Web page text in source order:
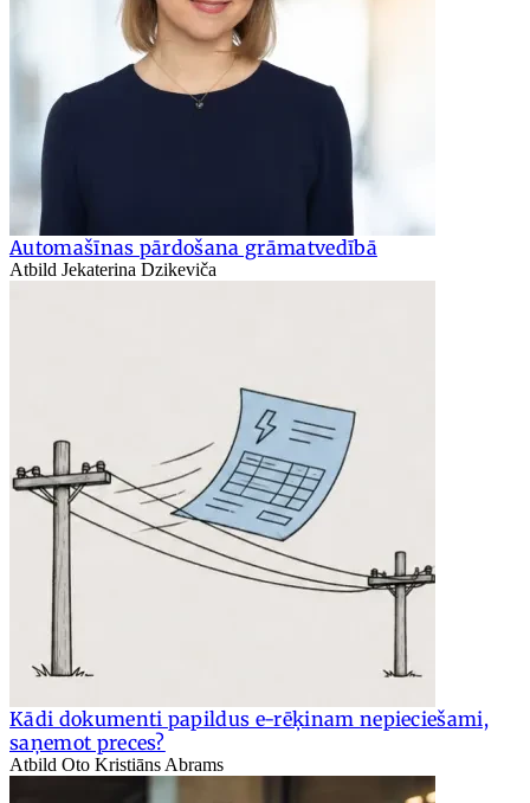
Automašīnas pārdošana grāmatvedībā
Atbild Jekaterina Dzikeviča
Kādi dokumenti papildus e-rēķinam nepieciešami,
saņemot preces?
Atbild Oto Kristiāns Abrams